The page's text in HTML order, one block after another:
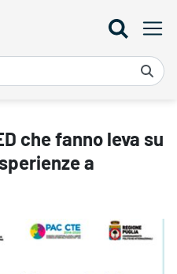
che fanno leva su
a